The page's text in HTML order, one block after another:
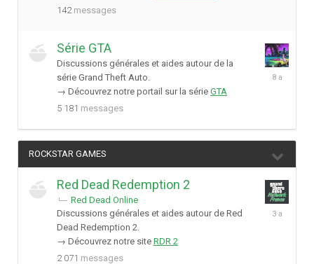
142 messages
Série GTA
Discussions générales et aides autour de la
série Grand Theft Auto.
→ Découvrez notre portail sur la série GTA
5 181 messages
ROCKSTAR GAMES
Red Dead Redemption 2
Red Dead Online
Discussions générales et aides autour de Red
Dead Redemption 2.
→ Découvrez notre site RDR 2
2 071 messages
19